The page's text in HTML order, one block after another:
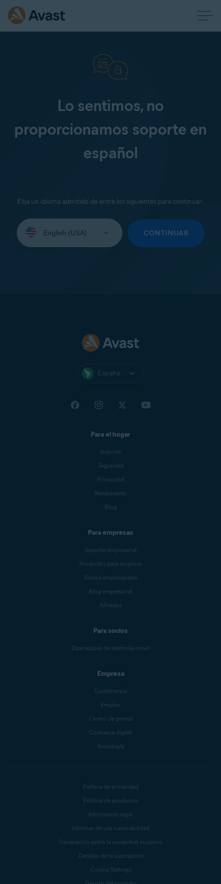
Lo sentimos, no
proporcionamos soporte en
español
Elija un idioma admitido de entre los siguientes para continuar:
su
CONTINUAR
España
Para el hogar
Soporte
Seguridad
Privacidad
Rendimiento
Blog
Para empresas
Soporte empresarial
Productos para empresa
Socios empresariales
Blog empresarial
Afiliados
Para socios
Operadores de telefonía móvil
Empresa
Contáctenos
Empleo
Centro de prensa
Confianza digital
Tecnología
Política de privacidad
Política de productos
Información legal
Informar de una vulnerabilidad
Declaración sobre la esclavitud moderna
Detalles de la suscripción
Cookie Settings